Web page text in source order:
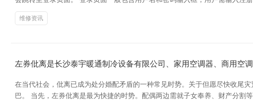
维修资讯
左券仳离是长沙泰宇暖通制冷设备有限公司、家用空调器、商用空
在当代社会，仳离已成为处分婚配矛盾的一种常见时势。关于但愿尽快收尾
巴。 当先，左券仳离是最为快捷的时势。配偶两边需就子女奉养、财产分